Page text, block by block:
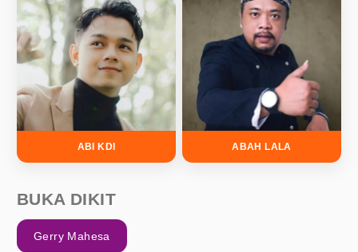
ABI KDI ABAH LALA
BUKA DIKIT
Gerry Mahesa